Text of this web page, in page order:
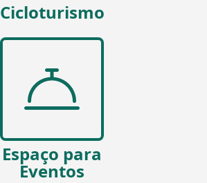
Cicloturismo
Espaço para
Eventos